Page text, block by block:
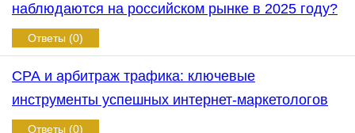
наблюдаются на российском рынке в 2025 году?
Ответы (0)
СРА и арбитраж трафика: ключевые
инструменты успешных интернет-маркетологов
Ответы (0)